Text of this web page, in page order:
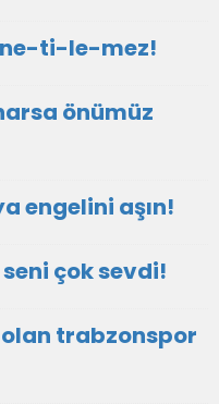
ti-le-mez!
önümüz
engelini aşın!
çok sevdi!
trabzonspor